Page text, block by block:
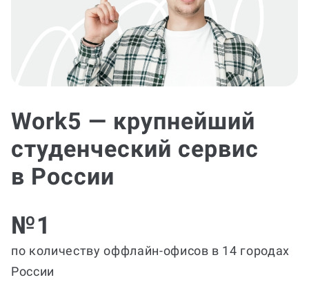
Work5 — крупнейший
студенческий сервис
в России
№1
по количеству оффлайн-офисов в 14 городах
России